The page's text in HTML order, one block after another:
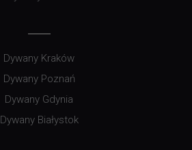
Dywany Kraków
Dywany Poznań
Dywany Gdynia
Dywany Białystok